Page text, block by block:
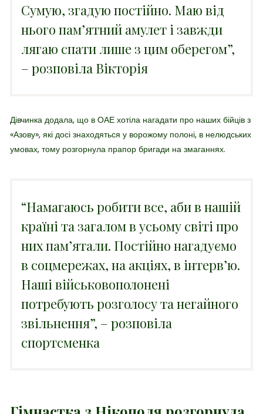
Сумую, згадую постійно. Маю від
нього памʼятний амулет і завжди
лягаю спати лише з цим оберегом”,
– розповіла Вікторія
Дівчинка додала, що в ОАЕ хотіла нагадати про наших бійців з
«Азову», які досі знаходяться у ворожому полоні, в нелюдських
умовах, тому розгорнула прапор бригади на змаганнях.
“Намагаюсь робити все, аби в нашій
країні та загалом в усьому світі про
них памʼятали. Постійно нагадуємо
в соцмережах, на акціях, в інтервʼю.
Наші військовополонені
потребують розголосу та негайного
звільнення”, – розповіла
спортсменка